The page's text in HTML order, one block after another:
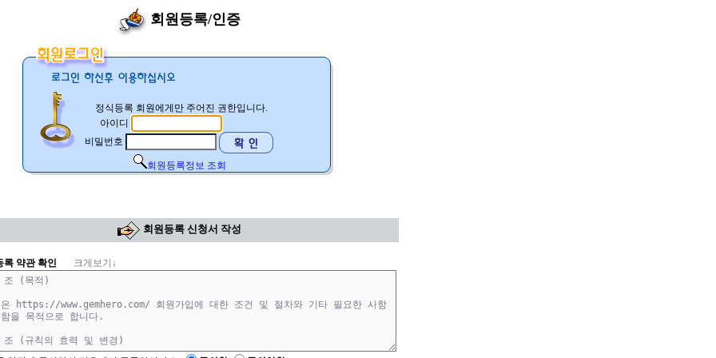
회원등록/인증
정식등록 회원에게만 주어진 권한입니다.
아이디
비밀번호
회원등록정보 조회
회원등록 신청서 작성
록 약관 확인 크게보기↓